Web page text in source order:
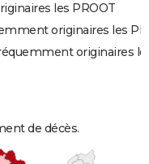
les PROOT
originaires les
originaires
de décès.